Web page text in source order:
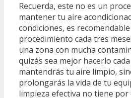
Recuerda, este no es un
mantener tu aire
condiciones, es
procedimiento cada tres
una zona con mucha
quizás sea mejor hacerlo
mantendrás tu aire limpio,
prolongarás la vida de tu
limpieza efectiva no tiene por